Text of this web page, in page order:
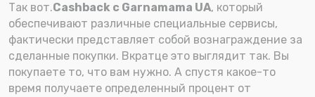
Так вот.Cashback с Garnamama UA, который
обеспечивают различные специальные сервисы,
фактически представляет собой вознаграждение за
сделанные покупки. Вкратце это выглядит так. Вы
покупаете то, что вам нужно. А спустя какое-то
время получаете определенный процент от